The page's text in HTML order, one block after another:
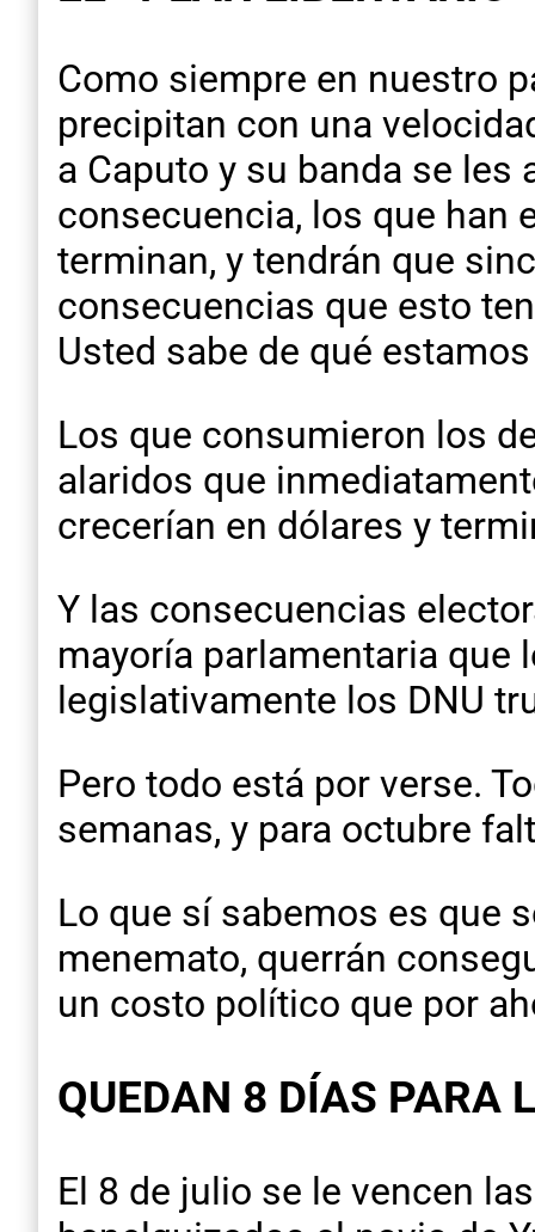
Como siempre en nuestro
precipitan con una
a Caputo y su banda se les
consecuencia, los que han
terminan, y tendrán que
consecuencias que esto
Usted sabe de qué
Los que consumieron los
alaridos que
crecerían en dólares y
Y las consecuencias
mayoría parlamentaria que
legislativamente los DNU
Pero todo está por verse.
semanas, y para octubre
Lo que sí sabemos es que
menemato, querrán
un costo político que por
QUEDAN 8 DÍAS PARA
El 8 de julio se le vencen